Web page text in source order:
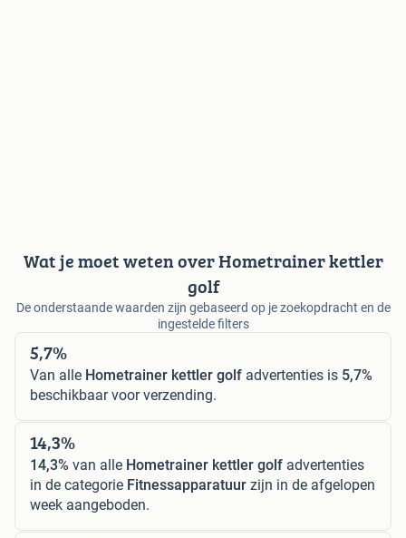
Wat je moet weten over Hometrainer kettler
golf
De onderstaande waarden zijn gebaseerd op je zoekopdracht en de
ingestelde filters
5,7%
Van alle Hometrainer kettler golf advertenties is 5,7%
beschikbaar voor verzending.
14,3%
14,3% van alle Hometrainer kettler golf advertenties
in de categorie Fitnessapparatuur zijn in de afgelopen
week aangeboden.